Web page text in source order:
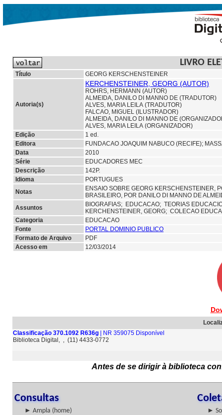
LIVRO
Título GEORG KERSCHENSTEINER
Autoria(s)
KERCHENSTEINER, GEORG (AUTOR)
ROHRS, HERMANN (AUTOR)
ALMEIDA, DANILO DI MANNO DE (TRADUTOR)
ALVES, MARIA LEILA (TRADUTOR)
FALCAO, MIGUEL (ILUSTRADOR)
ALMEIDA, DANILO DI MANNO DE
ALVES, MARIA LEILA (ORGANIZADOR)
Edição
1 ed.
Editora
FUNDACAO JOAQUIM NABUCO (RECIFE);
Data
2010
Série
EDUCADORES MEC
Descrição
142P.
Idioma
PORTUGUES
Notas
ENSAIO SOBRE GEORG KERSCHENSTEINER,
BRASILEIRO, POR DANILO DI MANNO DE
Assuntos
BIOGRAFIAS; EDUCACAO; TEORIAS
KERCHENSTEINER, GEORG; COLECAO
Categoria
EDUCACAO
Fonte
PORTAL DOMINIO PUBLICO
Formato de Arquivo
PDF
Acesso em
12/03/2014
Classificação 370.1092 R636g | NR 359075 Disponível
Biblioteca Digital, , (11) 4433-0772
Antes de se dirigir à biblioteca
Consultas
► Ampla (home)
►